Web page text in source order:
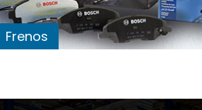
Frenos